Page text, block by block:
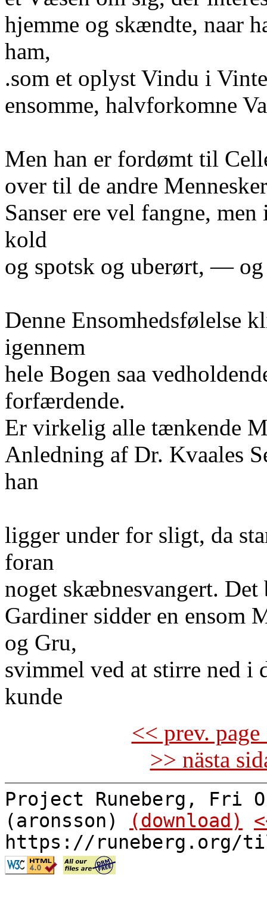
hjemme og skændte, naar
ham,
.som et oplyst Vindu i
ensomme, halvforkomne
Men han er fordømt til
over til de andre
Sanser ere vel fangne,
kold
og spotsk og uberørt, —
Denne Ensomhedsfølelse
igennem
hele Bogen saa
forfærdende.
Er virkelig alle tænkende
Anledning af Dr. Kvaales
han
ligger under for sligt, da
foran
noget skæbnesvangert. Det
Gardiner sidder en ensom
og Gru,
svimmel ved at stirre ned i
kunde
<< prev.
>> nästa
Project Runeberg, Fri
(aronsson)
(download)
https://runeberg.org/